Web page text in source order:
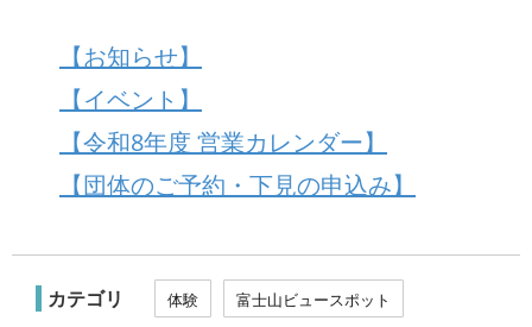
【お知らせ】
【イベント】
【令和8年度 営業カレンダー】
【団体のご予約・下見の申込み】
カテゴリ 体験 富士山ビュースポット